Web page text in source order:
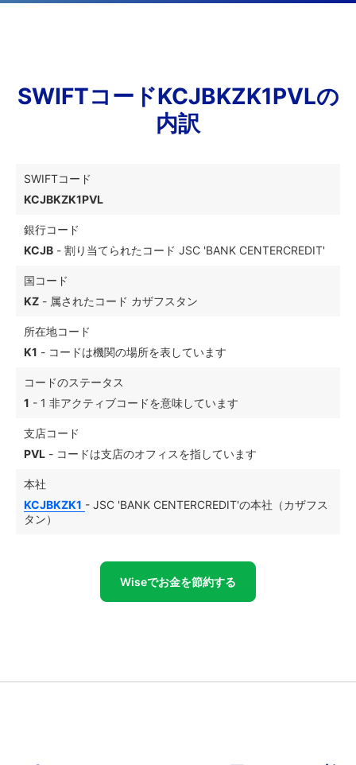
SWIFTコードKCJBKZK1PVLの
内訳
SWIFTコード
KCJBKZK1PVL
銀行コード
KCJB - 割り当てられたコード JSC 'BANK CENTERCREDIT'
国コード
KZ - 属されたコード カザフスタン
所在地コード
K1 - コードは機関の場所を表しています
コードのステータス
1 - 1 非アクティブコードを意味しています
支店コード
PVL - コードは支店のオフィスを指しています
本社
KCJBKZK1 - JSC 'BANK CENTERCREDIT'の本社（カザフス
タン）
Wiseでお金を節約する